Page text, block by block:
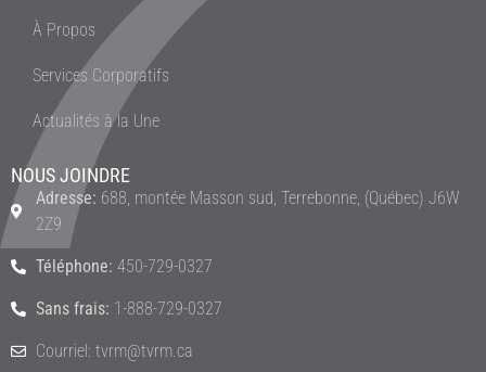
À Propos
Services Corporatifs
Actualités à la Une
NOUS JOINDRE
Adresse: 688, montée Masson sud, Terrebonne, (Québec) J6W
2Z9
Téléphone: 450-729-0327
Sans frais: 1-888-729-0327
Courriel: tvrm@tvrm.ca